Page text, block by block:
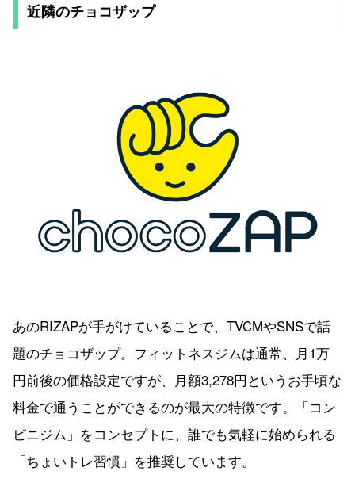
近隣のチョコザップ
あのRIZAPが手がけていることで、TVCMやSNSで話
題のチョコザップ。フィットネスジムは通常、月1万
円前後の価格設定ですが、月額3,278円というお手頃な
料金で通うことができるのが最大の特徴です。「コン
ビニジム」をコンセプトに、誰でも気軽に始められる
「ちょいトレ習慣」を推奨しています。